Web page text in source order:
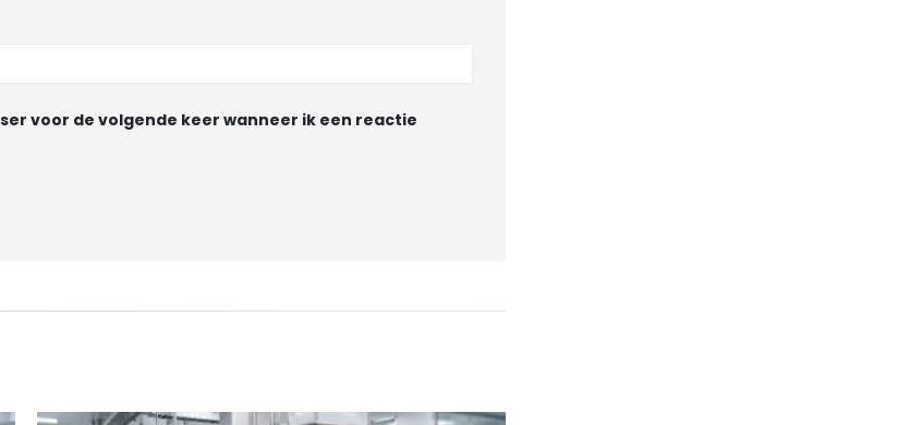
voor de volgende keer wanneer ik een reactie